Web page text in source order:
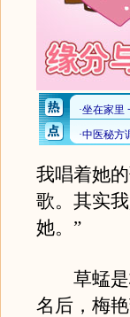
我唱着她
歌。其实
她。”
草蜢是
名后，梅